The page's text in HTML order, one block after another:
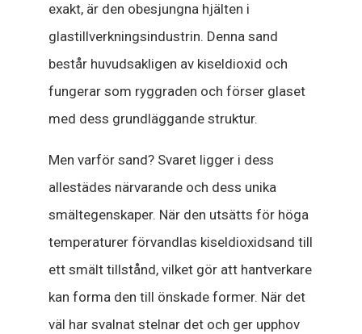
exakt, är den obesjungna hjälten i
glastillverkningsindustrin. Denna sand
består huvudsakligen av kiseldioxid och
fungerar som ryggraden och förser glaset
med dess grundläggande struktur.
Men varför sand? Svaret ligger i dess
allestädes närvarande och dess unika
smältegenskaper. När den utsätts för höga
temperaturer förvandlas kiseldioxidsand till
ett smält tillstånd, vilket gör att hantverkare
kan forma den till önskade former. När det
väl har svalnat stelnar det och ger upphov